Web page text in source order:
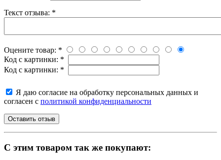
Текст отзыва: *
Оцените товар: *
Код с картинки: *
Код с картинки: *
Я даю согласие на обработку персональных данных и
согласен с политикой конфиденциальности
C этим товаром так же покупают: